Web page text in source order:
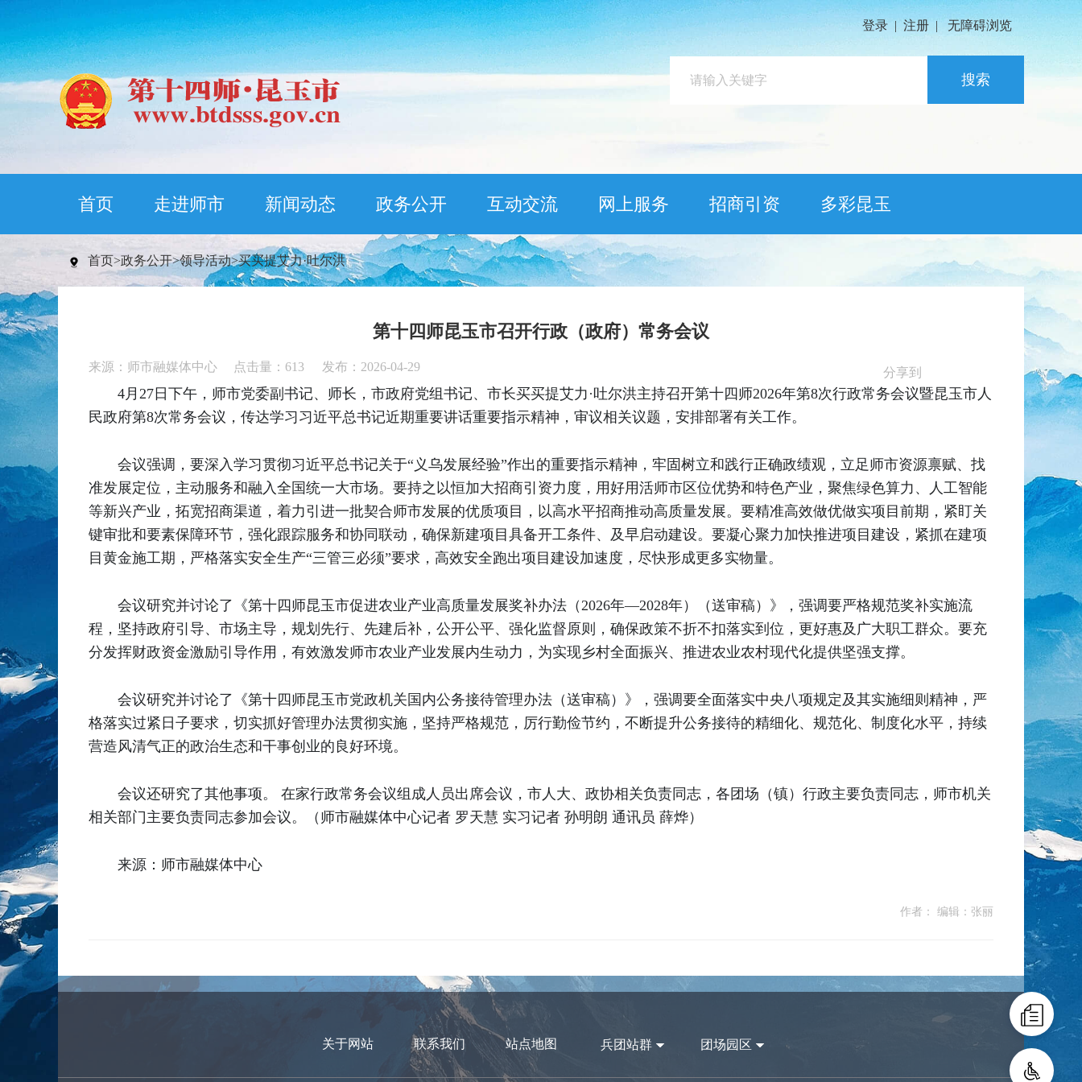
登录 | 注册 | 无障碍浏览
搜索
首页 走进师市 新闻动态 政务公开 互动交流 网上服务 招商引资 多彩昆玉
首页>政务公开>领导活动>买买提艾力·吐尔洪
第十四师昆玉市召开行政（政府）常务会议
来源：师市融媒体中心 点击量： 613 发布：2026-04-29 分享到
4月27日下午，师市党委副书记、师长，市政府党组书记、市长买买提艾力·吐尔洪主持召开第十四师2026年第8次行政常务会议暨昆玉市人
民政府第8次常务会议，传达学习习近平总书记近期重要讲话重要指示精神，审议相关议题，安排部署有关工作。
会议强调，要深入学习贯彻习近平总书记关于“义乌发展经验”作出的重要指示精神，牢固树立和践行正确政绩观，立足师市资源禀赋、找
准发展定位，主动服务和融入全国统一大市场。要持之以恒加大招商引资力度，用好用活师市区位优势和特色产业，聚焦绿色算力、人工智能
等新兴产业，拓宽招商渠道，着力引进一批契合师市发展的优质项目，以高水平招商推动高质量发展。要精准高效做优做实项目前期，紧盯关
键审批和要素保障环节，强化跟踪服务和协同联动，确保新建项目具备开工条件、及早启动建设。要凝心聚力加快推进项目建设，紧抓在建项
目黄金施工期，严格落实安全生产“三管三必须”要求，高效安全跑出项目建设加速度，尽快形成更多实物量。
会议研究并讨论了《第十四师昆玉市促进农业产业高质量发展奖补办法（2026年—2028年）（送审稿）》，强调要严格规范奖补实施流
程，坚持政府引导、市场主导，规划先行、先建后补，公开公平、强化监督原则，确保政策不折不扣落实到位，更好惠及广大职工群众。要充
分发挥财政资金激励引导作用，有效激发师市农业产业发展内生动力，为实现乡村全面振兴、推进农业农村现代化提供坚强支撑。
会议研究并讨论了《第十四师昆玉市党政机关国内公务接待管理办法（送审稿）》，强调要全面落实中央八项规定及其实施细则精神，严
格落实过紧日子要求，切实抓好管理办法贯彻实施，坚持严格规范，厉行勤俭节约，不断提升公务接待的精细化、规范化、制度化水平，持续
营造风清气正的政治生态和干事创业的良好环境。
会议还研究了其他事项。 在家行政常务会议组成人员出席会议，市人大、政协相关负责同志，各团场（镇）行政主要负责同志，师市机关
相关部门主要负责同志参加会议。（师市融媒体中心记者 罗天慧 实习记者 孙明朗 通讯员 薛烨）
来源：师市融媒体中心
作者： 编辑：张丽
关于网站 联系我们 站点地图 兵团站群 团场园区